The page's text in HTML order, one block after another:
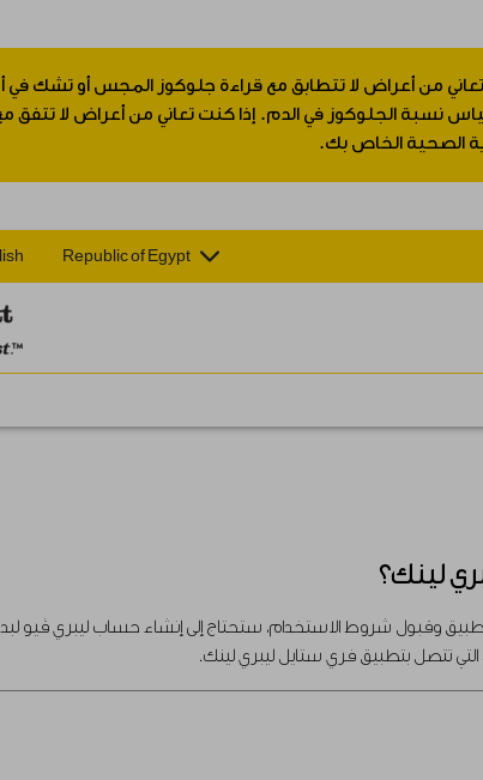
من أعراض لا تتطابق مع قراءة جلوكوز المجس أو تشك في
نسبة الجلوكوز في الدم. إذا كنت تعاني من أعراض لا تتفق
الصحية الخاص بك.
Republic of Egypt
لينك؟
وقبول شروط الاستخدام، ستحتاج إلى إنشاء حساب ليبري ڤيو
التي تتصل بتطبيق فري ستايل ليبري لينك.